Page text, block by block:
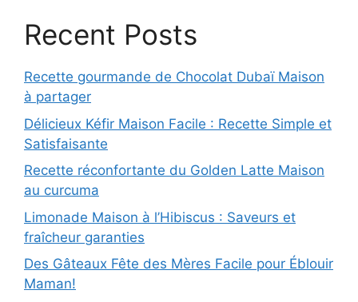
Recent Posts
Recette gourmande de Chocolat Dubaï Maison
à partager
Délicieux Kéfir Maison Facile : Recette Simple et
Satisfaisante
Recette réconfortante du Golden Latte Maison
au curcuma
Limonade Maison à l’Hibiscus : Saveurs et
fraîcheur garanties
Des Gâteaux Fête des Mères Facile pour Éblouir
Maman!